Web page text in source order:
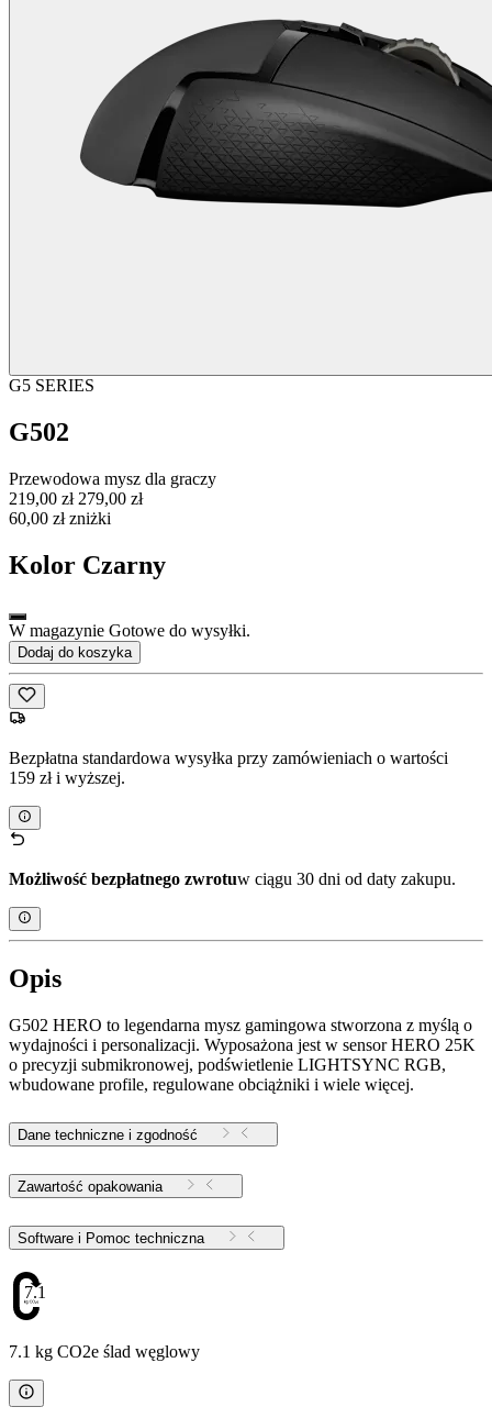
G5 SERIES
G502
Przewodowa mysz dla graczy
219,00 zł 279,00 zł
60,00 zł zniżki
Kolor Czarny
W magazynie Gotowe do wysyłki.
Dodaj do koszyka
Bezpłatna standardowa wysyłka przy zamówieniach o wartości
159 zł i wyższej.
Możliwość bezpłatnego zwrotuw ciągu 30 dni od daty zakupu.
Opis
G502 HERO to legendarna mysz gamingowa stworzona z myślą o
wydajności i personalizacji. Wyposażona jest w sensor HERO 25K
o precyzji submikronowej, podświetlenie LIGHTSYNC RGB,
wbudowane profile, regulowane obciążniki i wiele więcej.
Dane techniczne i zgodność
Zawartość opakowania
Software i Pomoc techniczna
7.1
7.1 kg CO2e ślad węglowy